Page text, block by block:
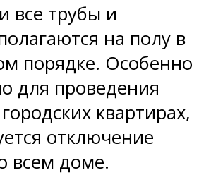
все трубы и
на полу в
порядке. Особенно
для проведения
квартирах,
отключение
всем доме.